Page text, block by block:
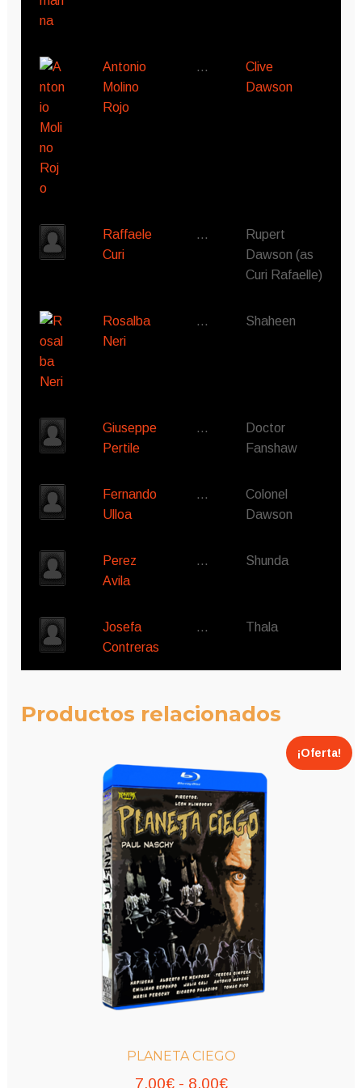
Antonio
Molino
Rojo
…
Clive
Dawson
Raffaele
Curi
…
Rupert
Dawson (as
Curi Rafaelle)
Rosalba
Neri
… Shaheen
Giuseppe
Pertile
…
Doctor
Fanshaw
Fernando
Ulloa
…
Colonel
Dawson
Perez
Avila
… Shunda
Josefa
Contreras
… Thala
Productos relacionados
PLANETA CIEGO
¡Oferta!
7,00€ - 8,00€Rango